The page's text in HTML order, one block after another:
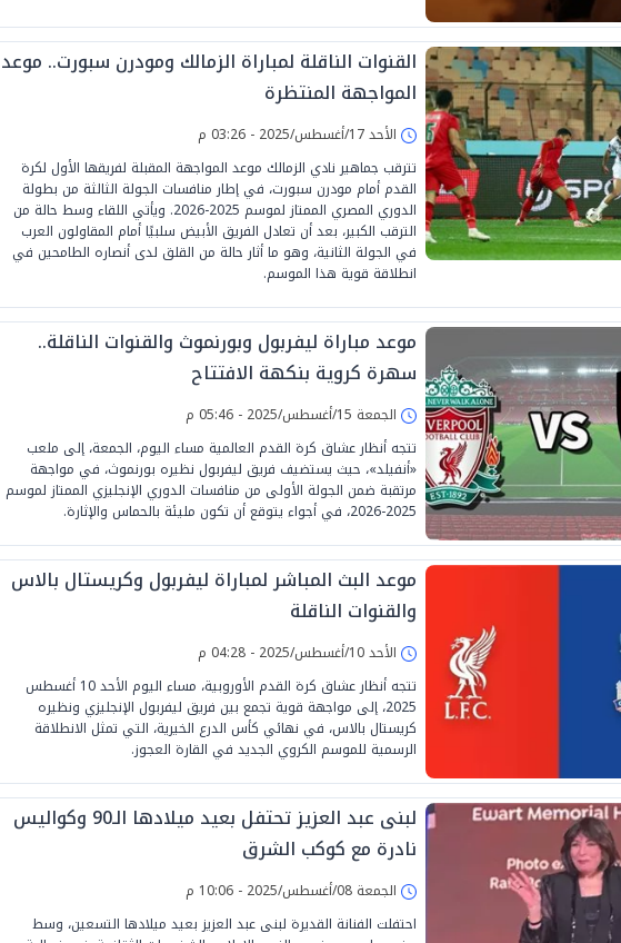
القنوات الناقلة لمباراة الزمالك ومودرن سبورت.. موعد
المواجهة المنتظرة
الأحد 17/أغسطس/2025 - 03:26 م
تترقب جماهير نادي الزمالك موعد المواجهة المقبلة لفريقها الأول لكرة
القدم أمام مودرن سبورت، في إطار منافسات الجولة الثالثة من بطولة
الدوري المصري الممتاز لموسم 2025-2026. ويأتي اللقاء وسط حالة من
الترقب الكبير، بعد أن تعادل الفريق الأبيض سلبيًا أمام المقاولون العرب
في الجولة الثانية، وهو ما أثار حالة من القلق لدى أنصاره الطامحين في
انطلاقة قوية هذا الموسم.
موعد مباراة ليفربول وبورنموث والقنوات الناقلة..
سهرة كروية بنكهة الافتتاح
الجمعة 15/أغسطس/2025 - 05:46 م
تتجه أنظار عشاق كرة القدم العالمية مساء اليوم، الجمعة، إلى ملعب
«أنفيلد»، حيث يستضيف فريق ليفربول نظيره بورنموث، في مواجهة
مرتقبة ضمن الجولة الأولى من منافسات الدوري الإنجليزي الممتاز لموسم
2025-2026، في أجواء يتوقع أن تكون مليئة بالحماس والإثارة.
موعد البث المباشر لمباراة ليفربول وكريستال بالاس
والقنوات الناقلة
الأحد 10/أغسطس/2025 - 04:28 م
تتجه أنظار عشاق كرة القدم الأوروبية، مساء اليوم الأحد 10 أغسطس
2025، إلى مواجهة قوية تجمع بين فريق ليفربول الإنجليزي ونظيره
كريستال بالاس، في نهائي كأس الدرع الخيرية، التي تمثل الانطلاقة
الرسمية للموسم الكروي الجديد في القارة العجوز.
لبنى عبد العزيز تحتفل بعيد ميلادها الـ90 وكواليس
نادرة مع كوكب الشرق
الجمعة 08/أغسطس/2025 - 10:06 م
احتفلت الفنانة القديرة لبنى عبد العزيز بعيد ميلادها التسعين، وسط